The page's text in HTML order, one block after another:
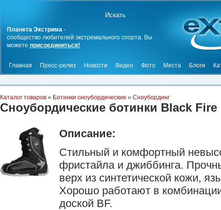
Планета Экстрима -
сообщество любителей экстремального спорта. Вы
можете присоединиться!
Главная Пресс-релиз Новости Видео Фото Места Блоги
Каталог товаров » Ботинки сноубордические » Сноубординг
Сноубордические ботинки Black Fire
Описание:
Стильный и комфортный
фристайла и джиббинга.
верх из синтетической кожи,
Хорошо работают в
доской BF.